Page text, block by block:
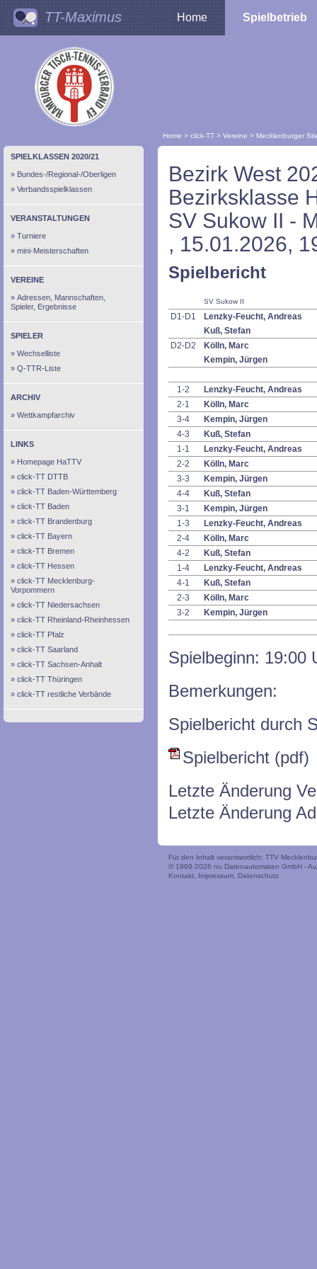
TT-Maximus Home Spielbetrieb
Home > click-TT > Vereine > Mecklenburger
SPIELKLASSEN 2020/21
Bundes-/Regional-/Oberligen
Verbandsspielklassen
VERANSTALTUNGEN
Turniere
mini-Meisterschaften
VEREINE
Adressen, Mannschaften,
Spieler, Ergebnisse
SPIELER
Wechselliste
Q-TTR-Liste
ARCHIV
Wettkampfarchiv
LINKS
Homepage HaTTV
click-TT DTTB
click-TT Baden-Württemberg
click-TT Baden
click-TT Brandenburg
click-TT Bayern
click-TT Bremen
click-TT Hessen
click-TT Mecklenburg-
Vorpommern
click-TT Niedersachsen
click-TT Rheinland-Rheinhessen
click-TT Pfalz
click-TT Saarland
click-TT Sachsen-Anhalt
click-TT Thüringen
click-TT restliche Verbände
Bezirk West
Bezirksklasse
SV Sukow II -
, 15.01.2026,
Spielbericht
SV Sukow II
D1-D1
Lenzky-Feucht, Andreas
Kuß, Stefan
D2-D2
Kölln, Marc
Kempin, Jürgen
1-2
Lenzky-Feucht, Andreas
2-1
Kölln, Marc
3-4
Kempin, Jürgen
4-3
Kuß, Stefan
1-1
Lenzky-Feucht, Andreas
2-2
Kölln, Marc
3-3
Kempin, Jürgen
4-4
Kuß, Stefan
3-1
Kempin, Jürgen
1-3
Lenzky-Feucht, Andreas
2-4
Kölln, Marc
4-2
Kuß, Stefan
1-4
Lenzky-Feucht, Andreas
4-1
Kuß, Stefan
2-3
Kölln, Marc
3-2
Kempin, Jürgen
Spielbeginn: 19:00
Bemerkungen:
Spielbericht durch
Spielbericht (pdf)
Letzte Änderung
Letzte Änderung
Für den Inhalt verantwortlich: TTV
© 1999-2026 nu Datenautomaten GmbH -
Kontakt
Impressum Datenschutz